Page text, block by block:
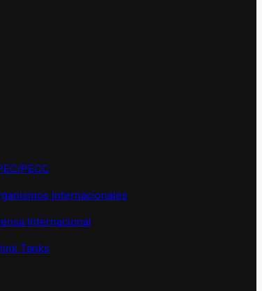
PECC
Internacionales
Internacional
Tanks